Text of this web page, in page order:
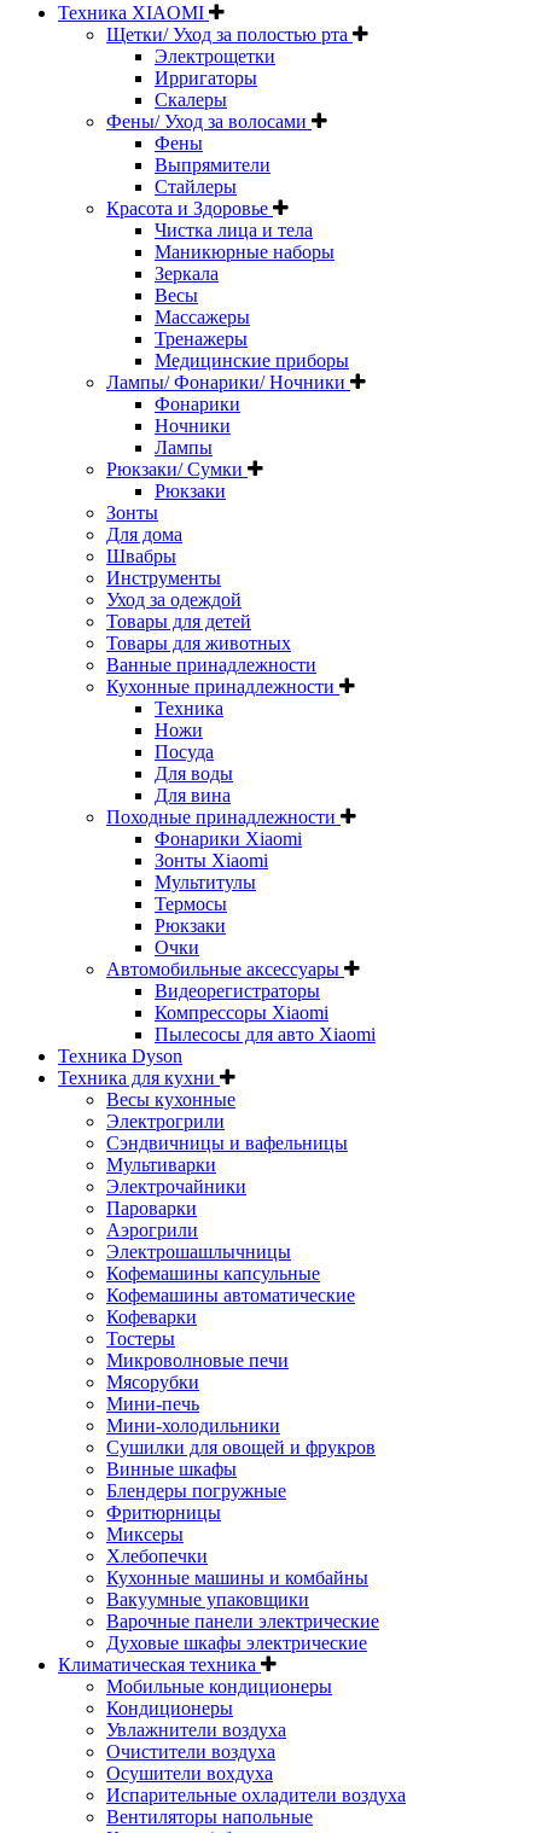
Техника XIAOMI
Щетки/ Уход за полостью рта
Электрощетки
Ирригаторы
Скалеры
Фены/ Уход за волосами
Фены
Выпрямители
Стайлеры
Красота и Здоровье
Чистка лица и тела
Маникюрные наборы
Зеркала
Весы
Массажеры
Тренажеры
Медицинские приборы
Лампы/ Фонарики/ Ночники
Фонарики
Ночники
Лампы
Рюкзаки/ Сумки
Рюкзаки
Зонты
Для дома
Швабры
Инструменты
Уход за одеждой
Товары для детей
Товары для животных
Ванные принадлежности
Кухонные принадлежности
Техника
Ножи
Посуда
Для воды
Для вина
Походные принадлежности
Фонарики Xiaomi
Зонты Xiaomi
Мультитулы
Термосы
Рюкзаки
Очки
Автомобильные аксессуары
Видеорегистраторы
Компрессоры Xiaomi
Пылесосы для авто Xiaomi
Техника Dyson
Техника для кухни
Весы кухонные
Электрогрили
Сэндвичницы и вафельницы
Мультиварки
Электрочайники
Пароварки
Аэрогрили
Электрошашлычницы
Кофемашины капсульные
Кофемашины автоматические
Кофеварки
Тостеры
Микроволновые печи
Мясорубки
Мини-печь
Мини-холодильники
Сушилки для овощей и фрукров
Винные шкафы
Блендеры погружные
Фритюрницы
Миксеры
Хлебопечки
Кухонные машины и комбайны
Вакуумные упаковщики
Варочные панели электрические
Духовые шкафы электрические
Климатическая техника
Мобильные кондиционеры
Кондиционеры
Увлажнители воздуха
Очистители воздуха
Осушители вохдуха
Испарительные охладители воздуха
Вентиляторы напольные